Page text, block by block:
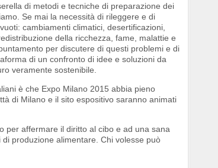
di metodi e tecniche di preparazione dei
Se mai la necessità di rileggere e di
cambiamenti climatici, desertificazioni,
della ricchezza, fame, malattie e
per discutere di questi problemi e di
di un confronto di idee e soluzioni da
veramente sostenibile.
è che Expo Milano 2015 abbia pieno
di Milano e il sito espositivo saranno animati
per affermare il diritto al cibo e ad una sana
produzione alimentare. Chi volesse può